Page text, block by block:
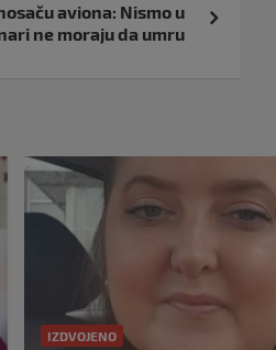
aviona: Nismo u
ne moraju da umru
IZDVOJENO